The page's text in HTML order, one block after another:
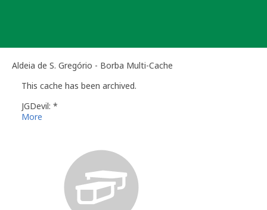
Aldeia de S. Gregório - Borba Multi-Cache
This cache has been archived.
JGDevil: *
More